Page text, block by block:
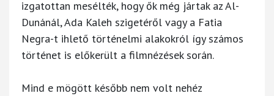
izgatottan mesélték, hogy ők még jártak az Al-
Dunánál, Ada Kaleh szigetéről vagy a Fatia
Negra-t ihlető történelmi alakokról így számos
történet is előkerült a filmnézések során.
Mind e mögött később nem volt nehéz